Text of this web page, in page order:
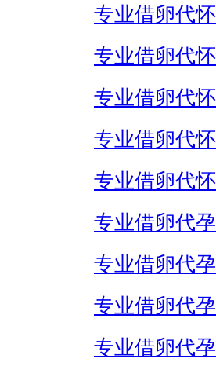
专业借卵代
专业借卵代
专业借卵代
专业借卵代
专业借卵代
专业借卵代
专业借卵代
专业借卵代
专业借卵代